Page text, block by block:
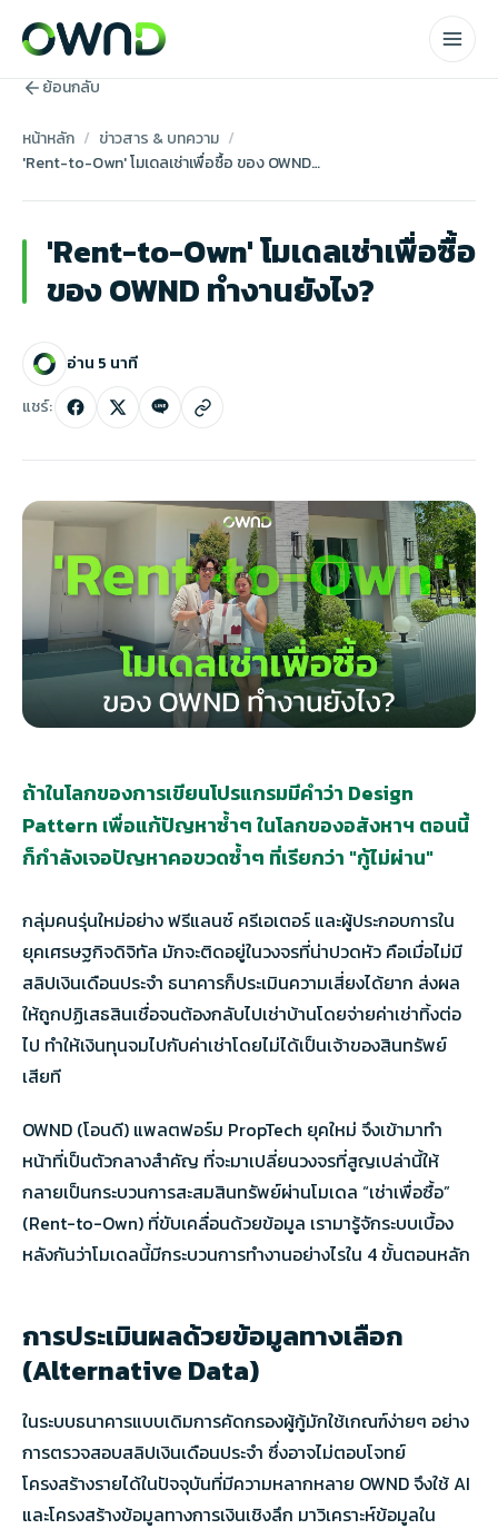
Own Matching
Own Unlock
TH
EN
ย้อนกลับ
หน้าหลัก / ข่าวสาร & บทความ /
'Rent-to-Own' โมเดลเช่าเพื่อซื้อ ของ OWND ทำงานยังไง?
'Rent-to-Own' โมเดลเช่าเพื่อซื้อ
ของ OWND ทำงานยังไง?
อ่าน 5 นาที
แชร์:
ถ้าในโลกของการเขียนโปรแกรมมีคำว่า Design
Pattern เพื่อแก้ปัญหาซ้ำๆ ในโลกของอสังหาฯ ตอนนี้
ก็กำลังเจอปัญหาคอขวดซ้ำๆ ที่เรียกว่า "กู้ไม่ผ่าน"
กลุ่มคนรุ่นใหม่อย่าง ฟรีแลนซ์ ครีเอเตอร์ และผู้ประกอบการใน
ยุคเศรษฐกิจดิจิทัล มักจะติดอยู่ในวงจรที่น่าปวดหัว คือเมื่อไม่มี
สลิปเงินเดือนประจำ ธนาคารก็ประเมินความเสี่ยงได้ยาก ส่งผล
ให้ถูกปฏิเสธสินเชื่อจนต้องกลับไปเช่าบ้านโดยจ่ายค่าเช่าทิ้งต่อ
ไป ทำให้เงินทุนจมไปกับค่าเช่าโดยไม่ได้เป็นเจ้าของสินทรัพย์
เสียที
OWND (โอนดี) แพลตฟอร์ม PropTech ยุคใหม่ จึงเข้ามาทำ
หน้าที่เป็นตัวกลางสำคัญ ที่จะมาเปลี่ยนวงจรที่สูญเปล่านี้ให้
กลายเป็นกระบวนการสะสมสินทรัพย์ผ่านโมเดล “เช่าเพื่อซื้อ”
(Rent-to-Own) ที่ขับเคลื่อนด้วยข้อมูล เรามารู้จักระบบเบื้อง
หลังกันว่าโมเดลนี้มีกระบวนการทำงานอย่างไรใน 4 ขั้นตอนหลัก
การประเมินผลด้วยข้อมูลทางเลือก
(Alternative Data)
ในระบบธนาคารแบบเดิมการคัดกรองผู้กู้มักใช้เกณฑ์ง่ายๆ อย่าง
การตรวจสอบสลิปเงินเดือนประจำ ซึ่งอาจไม่ตอบโจทย์
โครงสร้างรายได้ในปัจจุบันที่มีความหลากหลาย OWND จึงใช้ AI
และโครงสร้างข้อมูลทางการเงินเชิงลึก มาวิเคราะห์ข้อมูลใน